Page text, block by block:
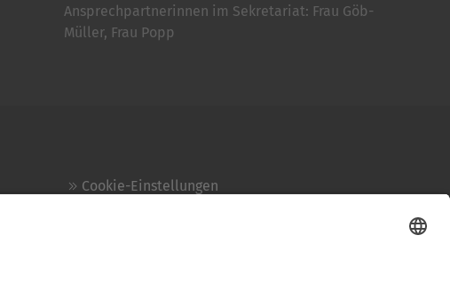
Ansprechpartnerinnen im Sekretariat: Frau Göb-
Müller, Frau Popp
Cookie-Einstellungen